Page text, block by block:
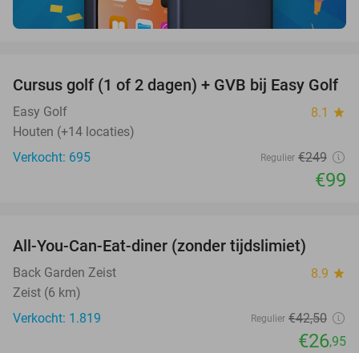
60%
Cursus golf (1 of 2 dagen) + GVB bij Easy Golf
Easy Golf 8.1 star
Houten (+14 locaties)
Verkocht: 695
Regulier €249
€99
All-You-Can-Eat-diner (zonder tijdslimiet)
Back Garden Zeist 8.9 star
Zeist (6 km)
Verkocht: 1.819
Regulier €42,50
€26,95